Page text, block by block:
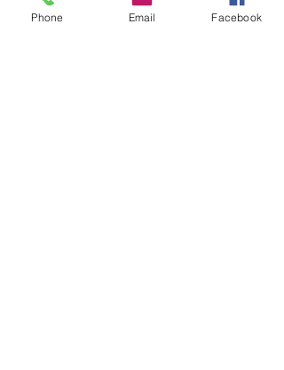
A lotação máxima é…
Phone Email Facebook